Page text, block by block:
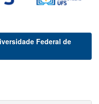
Federal de